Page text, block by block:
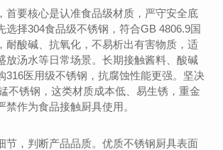
首要核心是认准食品级材质，严守安全底
选择304食品级不锈钢，符合GB 4806.9国
耐酸碱、抗氧化，不易析出有害物质，适
放汤水等日常场景。长期接触酱料、酸碱
316医用级不锈钢，抗腐蚀性能更强。坚决
不锈钢，这类材质成本低、易生锈，重金
禁作为食品接触厨具使用。
节，判断产品品质。优质不锈钢厨具表面